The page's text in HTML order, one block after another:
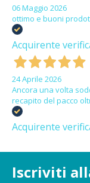
06 Maggio 2026
ottimo e buoni
Acquirente
24 Aprile 2026
Ancora una volta
recapito del pacco
Acquirente
Iscriviti